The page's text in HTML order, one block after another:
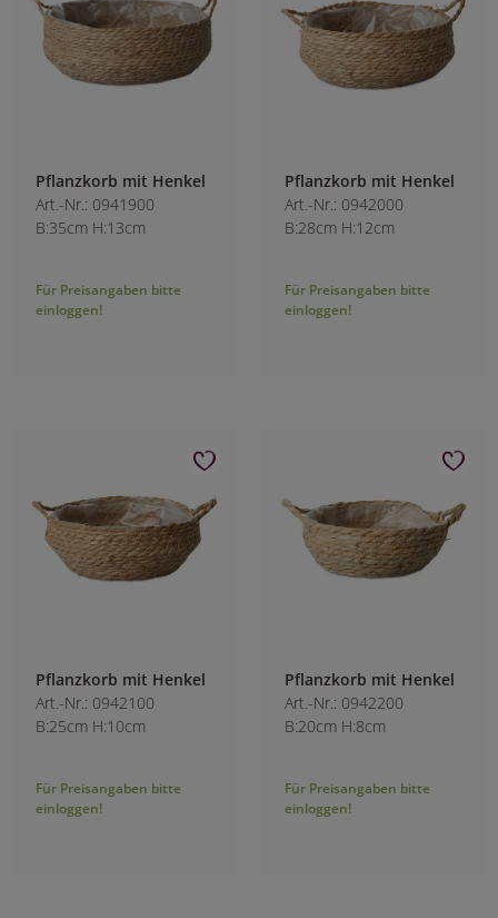
Pflanzkorb mit Henkel
Art.-Nr.: 0941900
B:35cm H:13cm
Für Preisangaben bitte
einloggen!
Pflanzkorb mit Henkel
Art.-Nr.: 0942000
B:28cm H:12cm
Für Preisangaben bitte
einloggen!
Pflanzkorb mit Henkel
Art.-Nr.: 0942100
B:25cm H:10cm
Für Preisangaben bitte
einloggen!
Pflanzkorb mit Henkel
Art.-Nr.: 0942200
B:20cm H:8cm
Für Preisangaben bitte
einloggen!